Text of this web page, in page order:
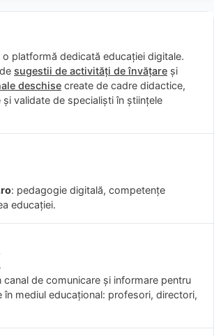
o platformă dedicată educației digitale.
de sugestii de activități de învățare și
deschise create de cadre didactice,
validate de specialiști în științele
: pedagogie digitală, competențe
educației.
canal de comunicare și informare pentru
în mediul educațional: profesori, directori,